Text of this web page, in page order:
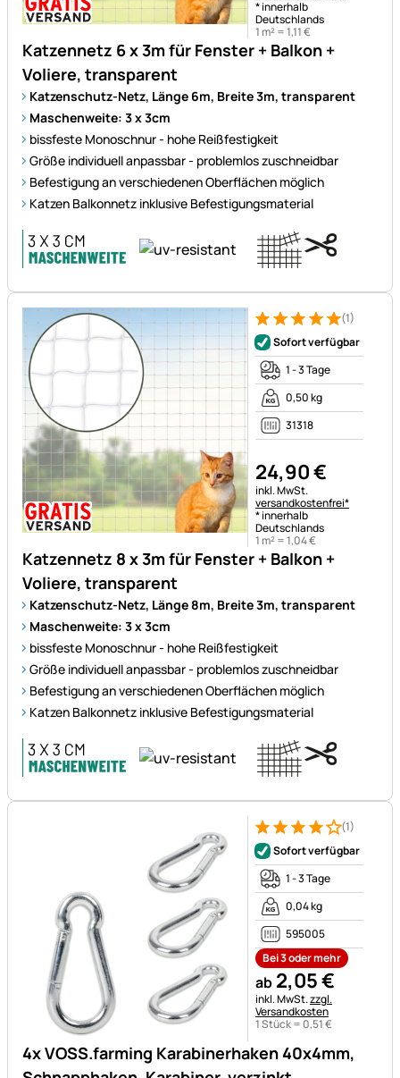
Katzennetz 6 x 3m für Fenster + Balkon +
Voliere, transparent
Katzenschutz-Netz, Länge 6m, Breite 3m, transparent
Maschenweite: 3 x 3cm
bissfeste Monoschnur - hohe Reißfestigkeit
Größe individuell anpassbar - problemlos zuschneidbar
Befestigung an verschiedenen Oberflächen möglich
Katzen Balkonnetz inklusive Befestigungsmaterial
* innerhalb
Deutschlands
1 m² =1,11€
Katzennetz 8 x 3m für Fenster + Balkon +
Voliere, transparent
Katzenschutz-Netz, Länge 8m, Breite 3m, transparent
Maschenweite: 3 x 3cm
bissfeste Monoschnur - hohe Reißfestigkeit
Größe individuell anpassbar - problemlos zuschneidbar
Befestigung an verschiedenen Oberflächen möglich
Katzen Balkonnetz inklusive Befestigungsmaterial
Bewertung: 5 von 5 (1
1 Bewertung
(1)
Sofort verfügbar
1 - 3 Tage
0,50 kg
31318
24,90€
Steuerhinweis:
inkl. MwSt.
versandkostenfrei*
* innerhalb
Deutschlands
1 m² =1,04€
4x VOSS.farming Karabinerhaken 40x4mm,
Bewertung: 4 von 5 (1
1 Bewertung
(1)
Sofort verfügbar
1 - 3 Tage
0,04 kg
595005
Bei 3 oder mehr
ab 2,05€
Steuerhinweis:
inkl. MwSt.zzgl.
Versandkosten
1 Stück = 0,51€